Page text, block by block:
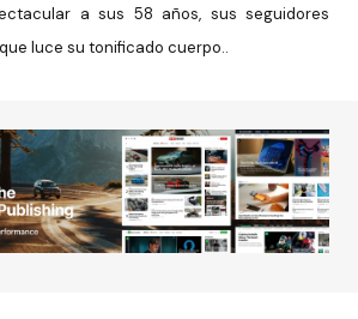
a sus 58 años, sus seguidores
luce su tonificado cuerpo..